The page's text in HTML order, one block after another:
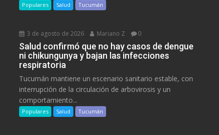
Populares Salud Tucumán
3 de agosto de 2026 Mariano Z 0
Salud confirmó que no hay casos de dengue
ni chikungunya y bajan las infecciones
respiratoria
Tucumán mantiene un escenario sanitario estable, con
interrupción de la circulación de arbovirosis y un
comportamiento...
Populares Salud Tucumán